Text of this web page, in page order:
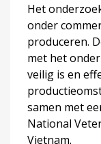
Het
onder
produceren.
met het
veilig is en
samen met
National
Vietnam.